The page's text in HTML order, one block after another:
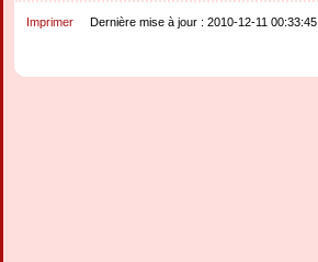
Imprimer Dernière mise à jour : 2010-12-11 00:33:45